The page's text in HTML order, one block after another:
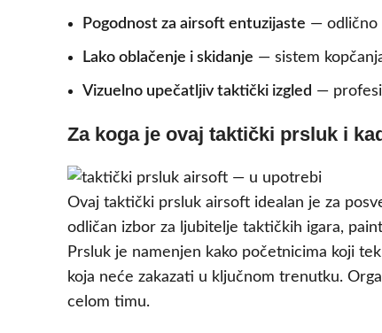
Pogodnost za airsoft entuzijaste — odlično
Lako oblačenje i skidanje — sistem
Vizuelno upečatljiv taktički izgled —
Za koga je ovaj taktički prsluk i
Ovaj taktički prsluk airsoft idealan je za
odličan izbor za ljubitelje taktičkih igara,
Prsluk je namenjen kako početnicima koji
koja neće zakazati u ključnom trenutku.
celom timu.